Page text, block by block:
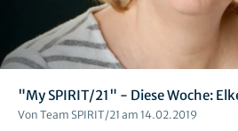
"My SPIRIT/21" - Diese Woche:
Von Team SPIRIT/21 am 14.02.2019